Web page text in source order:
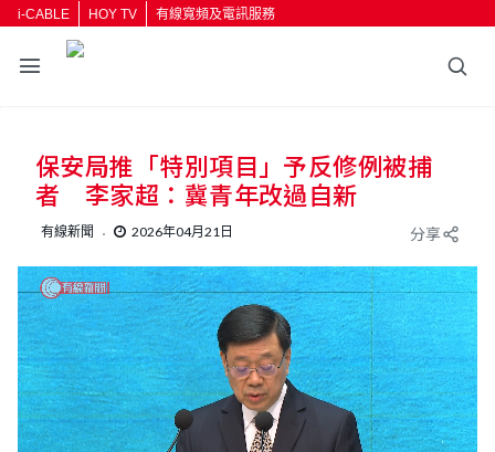
i-CABLE HOY TV 有線寬頻及電訊服務
保安局推「特別項目」予反修例被捕
者 李家超：冀青年改過自新
有線新聞 2026年04月21日 分享